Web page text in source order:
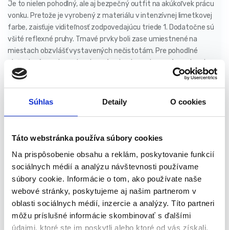
Súhlas Detaily O cookies
Táto webstránka používa súbory cookies
Na prispôsobenie obsahu a reklám, poskytovanie funkcií
sociálnych médií a analýzu návštevnosti používame
súbory cookie. Informácie o tom, ako používate naše
webové stránky, poskytujeme aj našim partnerom v
oblasti sociálnych médií, inzercie a analýzy. Títo partneri
môžu príslušné informácie skombinovať s ďalšími
údajmi, ktoré ste im poskytli alebo ktoré od vás získali,
Je to nielen pohodlný, ale aj bezpečný outfit na akúkoľvek prácu
vonku. Pretože je vyrobený z materiálu v intenzívnej limetkovej
farbe, zaisťuje viditeľnosť zodpovedajúcu triede 1. Dodatočne sú
všité reflexné pruhy. Tmavé prvky boli zase umiestnené na
miestach obzvlášť vystavených nečistotám. Pre pohodlné
uloženie rôznych predmetov sú nohavice vybavené vreckami na
zadku a na boku navyše držiakom na náradie. Kolená sú
profilované pre pohodlie. Vďaka použitiu trojitých švov nohavíc sú
nohavice pevné a odolné voči poškodeniu.
Intenzívna viditeľnosť zodpovedajúca triede 1
Našité reflexné pruhy
Trojité švy na nohách (vonkajšie a vnútorné švy)
Predtvarované kolená
Držiak náradia
Dve zadné vrecká a ďalšie vrecko na boku
Vnútorná menovka